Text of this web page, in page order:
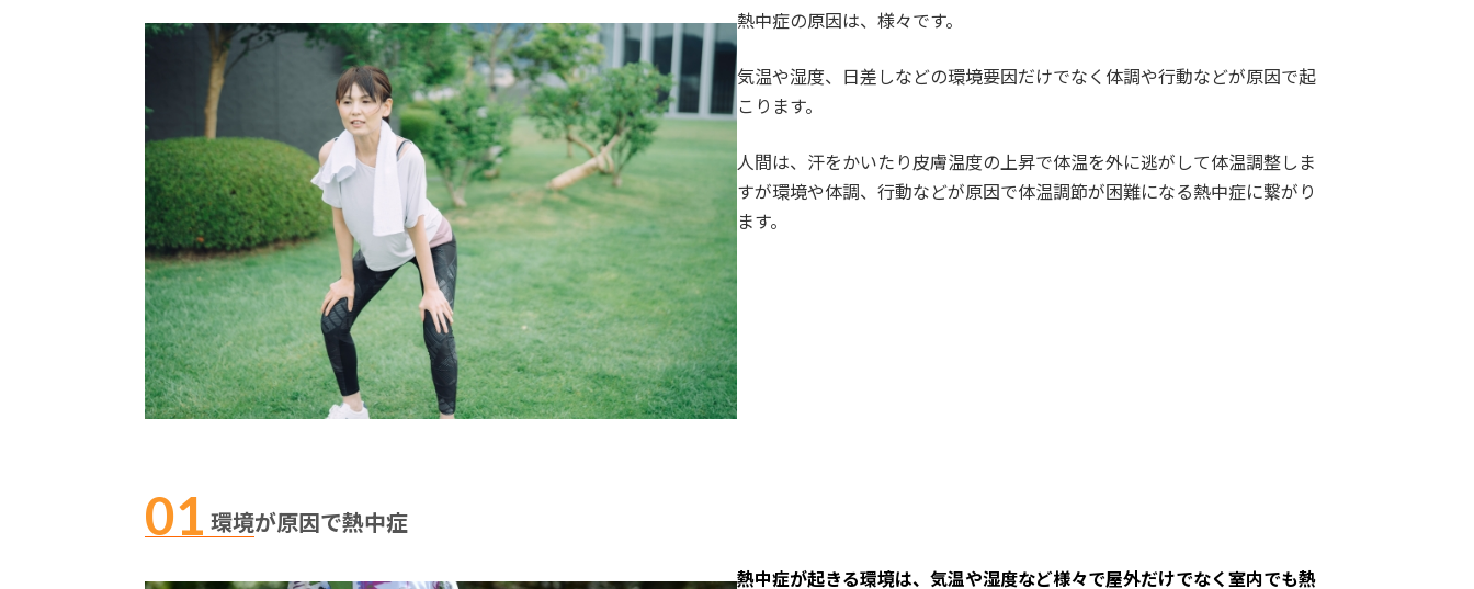
熱中症の原因は、様々です。
気温や湿度、日差しなどの環境要因だけでなく体調や行動などが原因で起
こります。
人間は、汗をかいたり皮膚温度の上昇で体温を外に逃がして体温調整しま
すが環境や体調、行動などが原因で体温調節が困難になる熱中症に繋がり
ます。
環境が原因で熱中症
熱中症が起きる環境は、気温や湿度など様々で屋外だけでなく室内でも熱